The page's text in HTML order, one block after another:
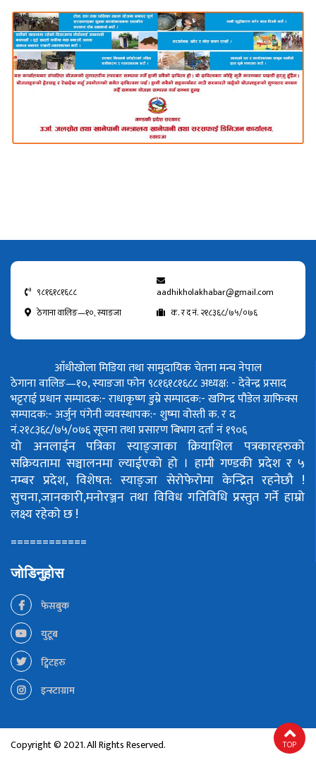
९८१६१८१६८८
aadhikholakhabar@gmail.com
ठेगाना वालिङ—१०, स्याङजा
क. र द नं. २१८३६८/७५/०७६
आँधीखोला मिडिया तथा सामुदायिक चेतना मन्च नेपाल
ठेगाना वालिङ—१०, स्याङजा फोन ९८१६१८१६८८अध्यक्ष: - देवेन्द्र प्रसाद
भट्टराईप्रधान सम्पादक:- राधाकृष्ण डुम्रेसम्पादक:- खगिन्द्र पौडेलग्राफिक्स
सम्पादक:- अर्जुन पंगेनीव्यवस्थापक:- शुष्मा वोस्तीक. र द
नं.२१८३६८/७५/०७६सूचना तथा प्रसारण बिभाग दर्ता नं १९०६
यो अनलाईन पत्रिका स्याङ्जाका क्रियाशिल पत्रकारहरुको
सक्रियतामा सञ्चालनमा ल्याईएको हो । हामी गण्डकी प्रदेश र ५
नम्बर प्रदेश, विशेषत: स्याङ्जा सेरोफेरोमा केन्द्रित रहनेछौ !
सुचना,जानकारी,मनोरञ्जन तथा विविध गतिविधि प्रस्तुत गर्ने हाम्रो
लक्ष्य रहेको छ !
============
जोडिनुहोस
फेसबुक
युटूब
ट्विटहरु
इन्स्टाग्राम
Copyright © 2021. All Rights Reserved.
TOP